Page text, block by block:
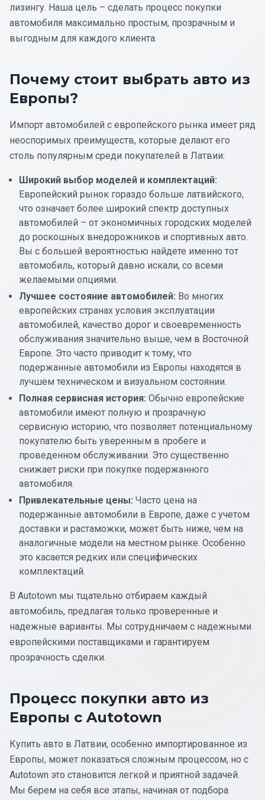
лизингу. Наша цель – сделать процесс покупки
автомобиля максимально простым, прозрачным и
выгодным для каждого клиента.
Почему стоит выбрать авто из
Европы?
Импорт автомобилей с европейского рынка имеет ряд
неоспоримых преимуществ, которые делают его
столь популярным среди покупателей в Латвии:
Широкий выбор моделей и комплектаций:
Европейский рынок гораздо больше латвийского,
что означает более широкий спектр доступных
автомобилей – от экономичных городских моделей
до роскошных внедорожников и спортивных авто.
Вы с большей вероятностью найдете именно тот
автомобиль, который давно искали, со всеми
желаемыми опциями.
Лучшее состояние автомобилей: Во многих
европейских странах условия эксплуатации
автомобилей, качество дорог и своевременность
обслуживания значительно выше, чем в Восточной
Европе. Это часто приводит к тому, что
подержанные автомобили из Европы находятся в
лучшем техническом и визуальном состоянии.
Полная сервисная история: Обычно европейские
автомобили имеют полную и прозрачную
сервисную историю, что позволяет потенциальному
покупателю быть уверенным в пробеге и
проведенном обслуживании. Это существенно
снижает риски при покупке подержанного
автомобиля.
Привлекательные цены: Часто цена на
подержанные автомобили в Европе, даже с учетом
доставки и растаможки, может быть ниже, чем на
аналогичные модели на местном рынке. Особенно
это касается редких или специфических
комплектаций.
В Autotown мы тщательно отбираем каждый
автомобиль, предлагая только проверенные и
надежные варианты. Мы сотрудничаем с надежными
европейскими поставщиками и гарантируем
прозрачность сделки.
Процесс покупки авто из
Европы с Autotown
Купить авто в Латвии, особенно импортированное из
Европы, может показаться сложным процессом, но с
Autotown это становится легкой и приятной задачей.
Мы берем на себя все этапы, начиная от подбора